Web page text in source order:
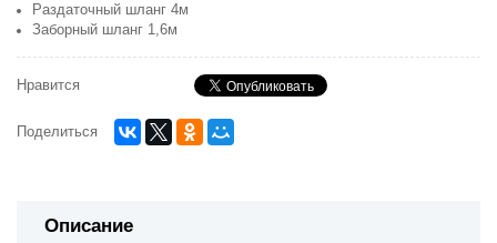
Раздаточный шланг 4м
Заборный шланг 1,6м
Нравится
Поделиться
Описание